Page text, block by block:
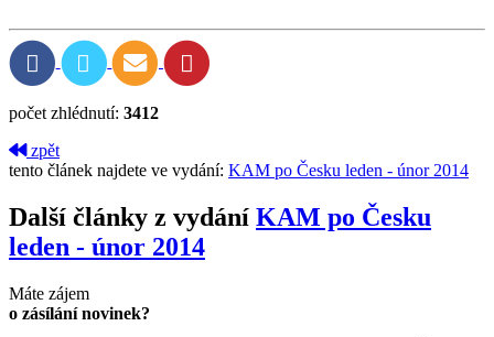
počet zhlédnutí: 3412
zpět
tento článek najdete ve vydání: KAM po Česku leden - únor 2014
Další články z vydání KAM po Česku
leden - únor 2014
Máte zájem
o zásílání novinek?